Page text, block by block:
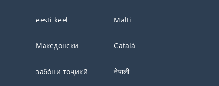
eesti keel Malti
Македонски Català
забо́ни тоҷикӣ́ नेपाली